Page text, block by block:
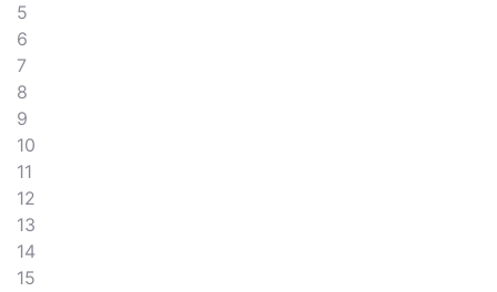
5
6
7
8
9
10
11
12
13
14
15